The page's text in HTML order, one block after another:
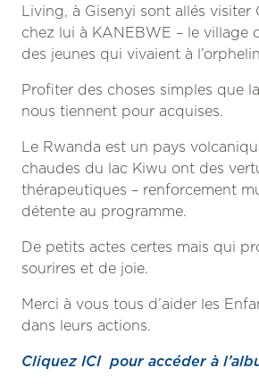
Living, à Gisenyi sont allés visiter
chez lui à KANEBWE – le village
des jeunes qui vivaient à
Profiter des choses simples que
nous tiennent pour acquises.
Le Rwanda est un pays
chaudes du lac Kiwu ont des
thérapeutiques – renforcement
détente au programme.
De petits actes certes mais qui
sourires et de joie.
Merci à vous tous d’aider les
dans leurs actions.
Cliquez ICI pour accéder à